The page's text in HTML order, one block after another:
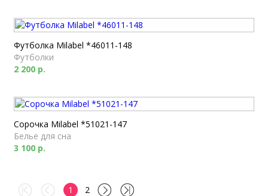
Футболка Milabel *46011-148
Футболки
2 200 р.
Сорочка Milabel *51021-147
Белье для сна
3 100 р.
1 2